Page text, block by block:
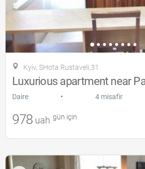
Kyiv, SHota Rustaveli,31
Luxurious apartment near
Daire • 4 misafir
978 uah gün için